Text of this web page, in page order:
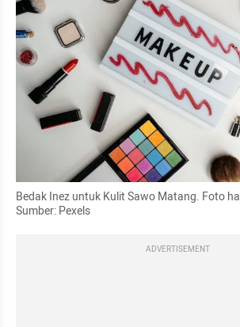
Bedak Inez untuk Kulit Sawo Matang. Foto
Sumber: Pexels
ADVERTISEMENT